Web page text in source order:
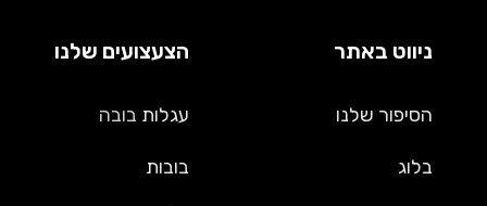
ניווט באתר
הסיפור שלנו
בלוג
הצעצועים שלנו
עגלות בובה
בובות